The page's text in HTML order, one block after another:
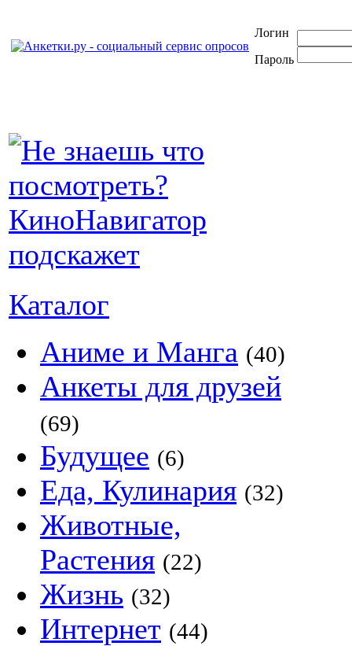
Логин
Пароль
Каталог
Аниме и Манга (40)
Анкеты для друзей
(69)
Будущее (6)
Еда, Кулинария (32)
Животные,
Растения (22)
Жизнь (32)
Интернет (44)